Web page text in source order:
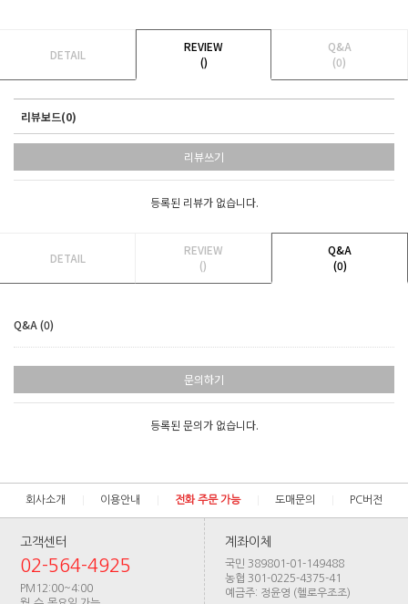
DETAIL
REVIEW
()
Q&A
(0)
리뷰보드(0)
리뷰쓰기
등록된 리뷰가 없습니다.
DETAIL
REVIEW
()
Q&A
(0)
Q&A (0)
문의하기
등록된 문의가 없습니다.
회사소개 이용안내 전화 주문 가능 도매문의 PC버전
고객센터
02-564-4925
PM12:00~4:00
계좌이체
국민 389801-01-149488
농협 301-0225-4375-41
예금주: 정윤영 (헬로우조조)